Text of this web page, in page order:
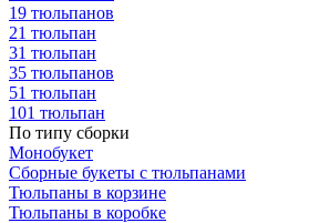
19 тюльпанов
21 тюльпан
31 тюльпан
35 тюльпанов
51 тюльпан
101 тюльпан
По типу сборки
Монобукет
Сборные букеты с тюльпанами
Тюльпаны в корзине
Тюльпаны в коробке